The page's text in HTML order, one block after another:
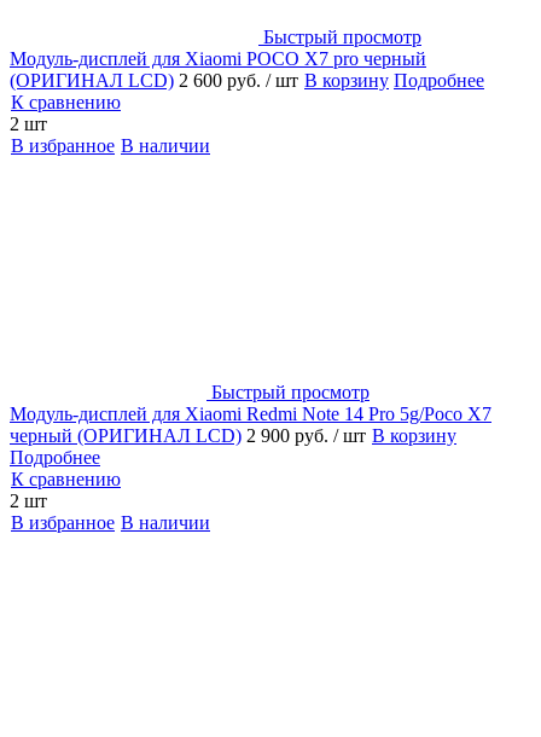
Быстрый просмотр
Модуль-дисплей для Xiaomi POCO X7 pro черный
(ОРИГИНАЛ LCD) 2 600 руб. / шт В корзину Подробнее
К сравнению
2 шт
В избранное В наличии
Быстрый просмотр
Модуль-дисплей для Xiaomi Redmi Note 14 Pro 5g/Poco X7
черный (ОРИГИНАЛ LCD) 2 900 руб. / шт В корзину
Подробнее
К сравнению
2 шт
В избранное В наличии